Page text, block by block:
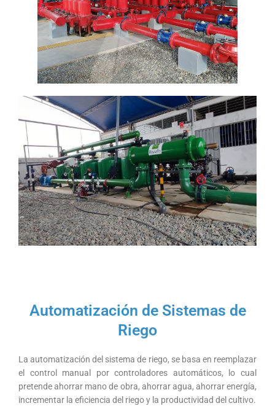
Automatización de Sistemas de
Riego
La automatización del sistema de riego, se basa en reemplazar
el control manual por controladores automáticos, lo cual
pretende ahorrar mano de obra, ahorrar agua, ahorrar energía,
incrementar la eficiencia del riego y la productividad del cultivo.